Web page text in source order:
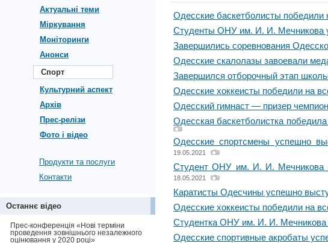
Актуальні теми
Міркування
Моніторинги
Анонси
Спорт
Культурний аспект
Архів
Прес-релізи
Фото і відео
Продукти та послуги
Контакти
Останнє відео
Прес-конференція «Нові терміни
проведення зовнішнього незалежного
оцінювання у 2020 році»
Одесские баскетболисты победили
Студенты ОНУ им. И. И. Мечникова
Завершились соревнования
Одесские скалолазы завоевали
Завершился отборочный этап
Одесские хоккеисты победили на
Одесский гимнаст — призер
Одесская баскетболистка
Одесские спортсмены успешно
19.05.2021
Студент ОНУ им. И. И. Мечникова
18.05.2021
Каратисты Одесчины успешно
Одесские хоккеисты победили на
Студентка ОНУ им. И. И. Мечникова
Одесские спортивные акробаты